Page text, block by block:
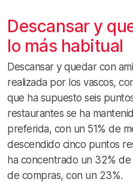
Descansar y
lo más habitual
Descansar y quedar con
realizada por los vascos,
que ha supuesto seis
restaurantes se ha
preferida, con un 51% de
descendido cinco puntos
ha concentrado un 32% de
de compras, con un 23%.